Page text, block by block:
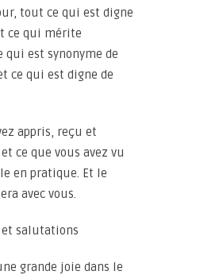
tout ce qui est digne
ce qui mérite
qui est synonyme de
ce qui est digne de
appris, reçu et
ce que vous avez vu
en pratique. Et le
avec vous.
et salutations
grande joie dans le